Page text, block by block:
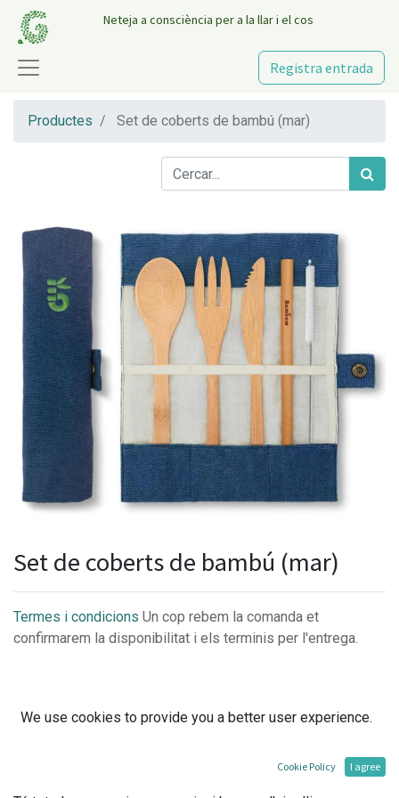
Neteja a consciència per a la llar i el cos
Registra entrada
Productes Set de coberts de bambú (mar)
Set de coberts de bambú (mar)
Termes i condicions Un cop rebem la comanda et
confirmarem la disponibilitat i els terminis per l'entrega.
El set de coberts de bambú color blau mar, és la solució
We use cookies to provide you a better user experience.
Cookie Policy I agree